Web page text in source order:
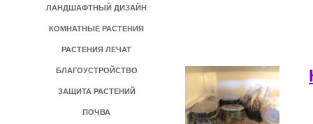
ЛАНДШАФТНЫЙ ДИЗАЙН
КОМНАТНЫЕ РАСТЕНИЯ
РАСТЕНИЯ ЛЕЧАТ
БЛАГОУСТРОЙСТВО
ЗАЩИТА РАСТЕНИЙ
ПОЧВА